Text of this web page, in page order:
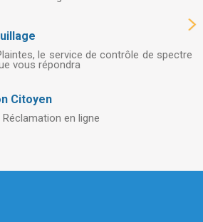
le service de contrôle de spectre
vous répondra
Citoyen
en ligne